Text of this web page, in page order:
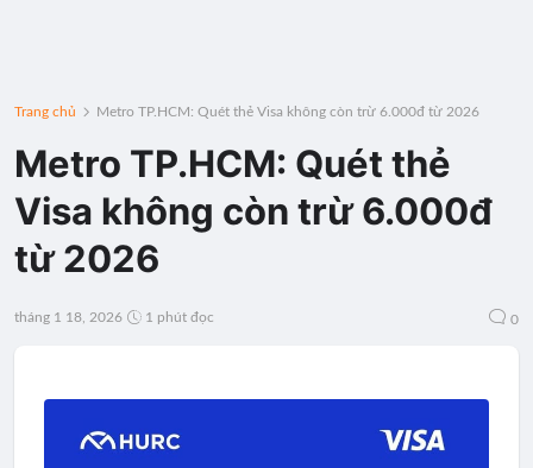
Trang chủ Metro TP.HCM: Quét thẻ Visa không còn trừ 6.000đ từ 2026
Metro TP.HCM: Quét thẻ
Visa không còn trừ 6.000đ
từ 2026
tháng 1 18, 2026 1 phút đọc 0